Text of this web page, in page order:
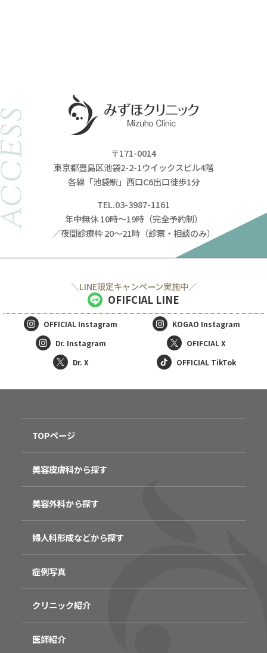
〒171-0014
東京都豊島区池袋2-2-1ウイックスビル4階
各線「池袋駅」西口C6出口徒歩1分
TEL.03-3987-1161
年中無休 10時～19時（完全予約制）
／夜間診療枠 20～21時（診察・相談のみ）
＼LINE限定キャンペーン実施中／
OFIFCIAL LINE
OFFICIAL Instagram KOGAO Instagram
Dr. Instagram
OFIFCIAL X
Dr. X
OFFICIAL TikTok
TOPページ
美容皮膚科から探す
美容外科から探す
婦人科形成などから探す
症例写真
クリニック紹介
医師紹介